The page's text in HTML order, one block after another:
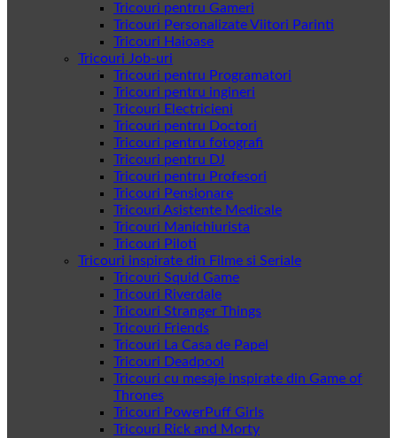
Tricouri pentru Gameri
Tricouri Personalizate Viitori Parinti
Tricouri Haioase
Tricouri Job-uri
Tricouri pentru Programatori
Tricouri pentru ingineri
Tricouri Electricieni
Tricouri pentru Doctori
Tricouri pentru fotografi
Tricouri pentru DJ
Tricouri pentru Profesori
Tricouri Pensionare
Tricouri Asistente Medicale
Tricouri Manichiurista
Tricouri Piloti
Tricouri inspirate din Filme si Seriale
Tricouri Squid Game
Tricouri Riverdale
Tricouri Stranger Things
Tricouri Friends
Tricouri La Casa de Papel
Tricouri Deadpool
Tricouri cu mesaje inspirate din Game of
Thrones
Tricouri PowerPuff Girls
Tricouri Rick and Morty